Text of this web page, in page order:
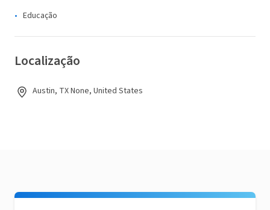
Educação
Localização
Austin, TX None, United States